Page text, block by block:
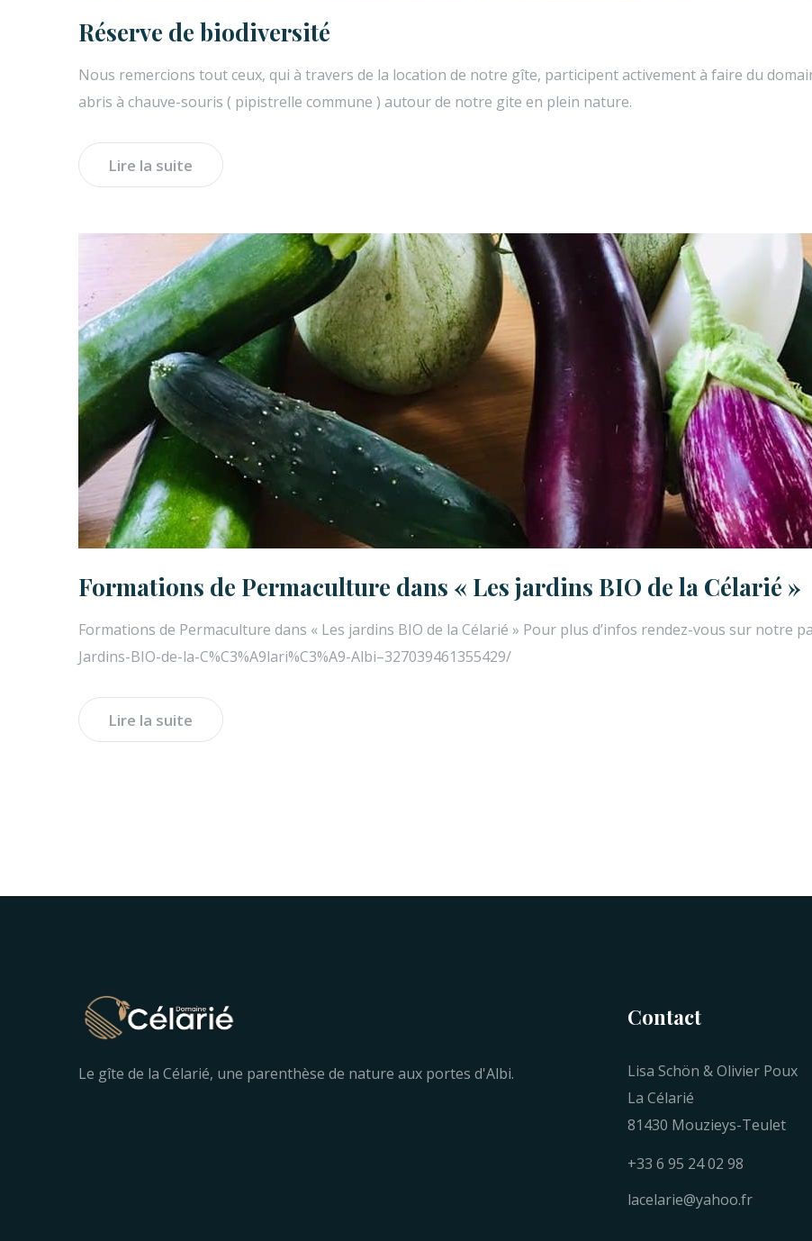
Réserve de biodiversité
Nous remercions tout ceux, qui à travers de la location de notre gîte, participent activement à faire du
abris à chauve-souris ( pipistrelle commune ) autour de notre gite en plein nature.
Lire la suite
Formations de Permaculture dans « Les jardins BIO de la Célarié »
Formations de Permaculture dans « Les jardins BIO de la Célarié » Pour plus d’infos rendez-vous sur notre
Jardins-BIO-de-la-C%C3%A9lari%C3%A9-Albi–327039461355429/
Lire la suite
Le gîte de la Célarié, une parenthèse de nature aux portes d'Albi.
Contact
Lisa Schön & Olivier Poux
La Célarié
81430 Mouzieys-Teulet
+33 6 95 24 02 98
lacelarie@yahoo.fr